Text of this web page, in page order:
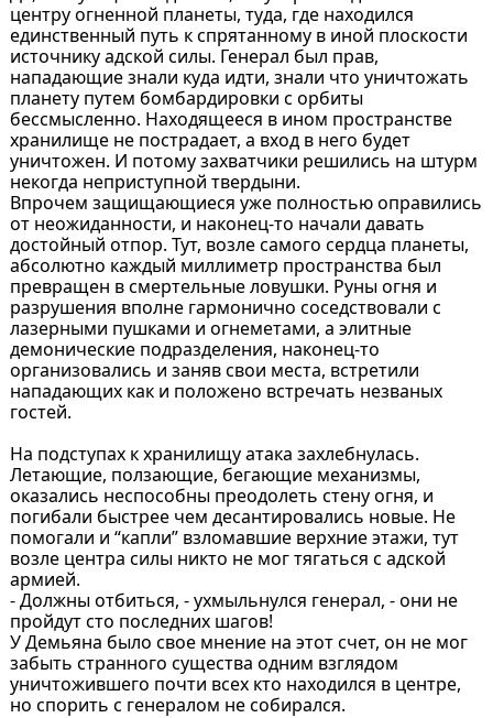
центру огненной планеты, туда, где находился
единственный путь к спрятанному в иной плоскости
источнику адской силы. Генерал был прав,
нападающие знали куда идти, знали что уничтожать
планету путем бомбардировки с орбиты
бессмысленно. Находящееся в ином пространстве
хранилище не пострадает, а вход в него будет
уничтожен. И потому захватчики решились на штурм
некогда неприступной твердыни.
Впрочем защищающиеся уже полностью оправились
от неожиданности, и наконец-то начали давать
достойный отпор. Тут, возле самого сердца планеты,
абсолютно каждый миллиметр пространства был
превращен в смертельные ловушки. Руны огня и
разрушения вполне гармонично соседствовали с
лазерными пушками и огнеметами, а элитные
демонические подразделения, наконец-то
организовались и заняв свои места, встретили
нападающих как и положено встречать незваных
гостей.
На подступах к хранилищу атака захлебнулась.
Летающие, ползающие, бегающие механизмы,
оказались неспособны преодолеть стену огня, и
погибали быстрее чем десантировались новые. Не
помогали и “капли” взломавшие верхние этажи, тут
возле центра силы никто не мог тягаться с адской
армией.
- Должны отбиться, - ухмыльнулся генерал, - они не
пройдут сто последних шагов!
У Демьяна было свое мнение на этот счет, он не мог
забыть странного существа одним взглядом
уничтожившего почти всех кто находился в центре,
но спорить с генералом не собирался.